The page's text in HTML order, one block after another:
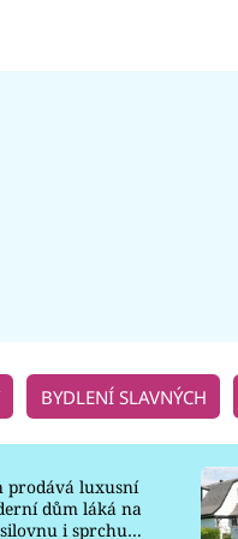
BYDLENÍ SLAVNÝCH
prodává luxusní
dům láká na
i sprchu